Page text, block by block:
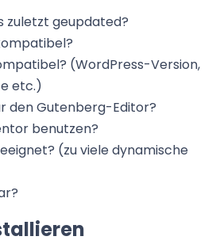
zuletzt geupdated?
(WordPress-Version,
etc.)
den Gutenberg-Editor?
benutzen?
(zu viele dynamische